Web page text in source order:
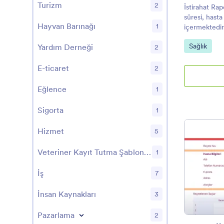
İstirahat
süresi,
istirahat
Kategoriye
Sağlık
Turizm 2
Hayvan Barınağı 1
Yardım Derneği 2
E-ticaret 2
Eğlence 1
Sigorta 1
Hizmet 5
Veteriner Kayıt Tutma Şablonları 1
İş 7
İnsan Kaynakları 3
Pazarlama 2